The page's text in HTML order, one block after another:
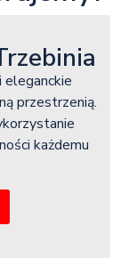
przestrzenią.
każdemu